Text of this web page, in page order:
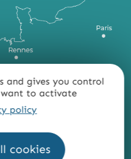
and gives you control
to activate
policy
cookies